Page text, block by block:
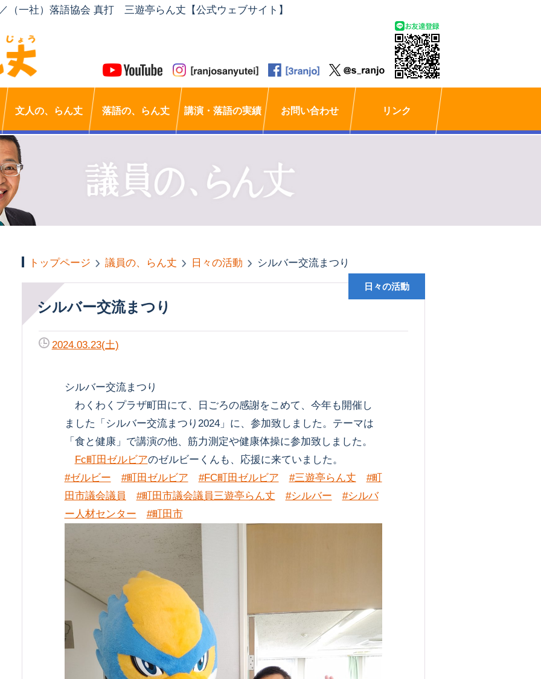
（一社）落語協会 真打 三遊亭らん丈【公式ウェブサイト】
文人の、らん丈 落語の、らん丈 講演・落語の実績 お問い合わせ リンク
トップページ 議員の、らん丈 日々の活動 シルバー交流まつり
シルバー交流まつり
日々の活動
2024.03.23(土)
シルバー交流まつり
わくわくプラザ町田にて、日ごろの感謝をこめて、今年も開催し
ました「シルバー交流まつり2024」に、参加致しました。テーマは
「食と健康」で講演の他、筋力測定や健康体操に参加致しました。
Fc町田ゼルビアのゼルビーくんも、応援に来ていました。
#ゼルビー
#町田ゼルビア #FC町田ゼルビア #三遊亭らん丈
#町
田市議会議員
#町田市議会議員三遊亭らん丈 #シルバー
#シルバ
ー人材センター
#町田市